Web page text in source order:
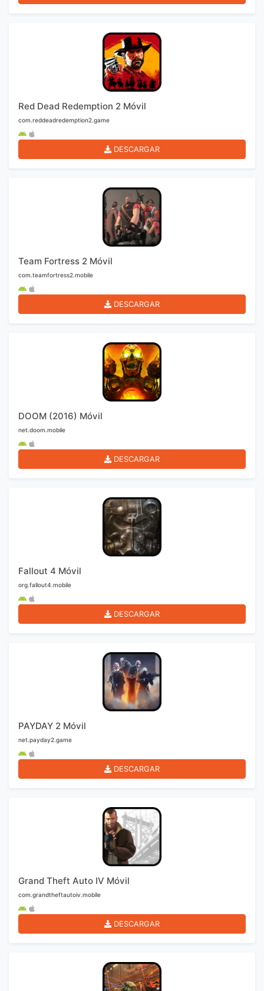
Red Dead Redemption 2 Móvil
com.reddeadredemption2.game
DESCARGAR
Team Fortress 2 Móvil
com.teamfortress2.mobile
DESCARGAR
DOOM (2016) Móvil
net.doom.mobile
DESCARGAR
Fallout 4 Móvil
org.fallout4.mobile
DESCARGAR
PAYDAY 2 Móvil
net.payday2.game
DESCARGAR
Grand Theft Auto IV Móvil
com.grandtheftautoiv.mobile
DESCARGAR